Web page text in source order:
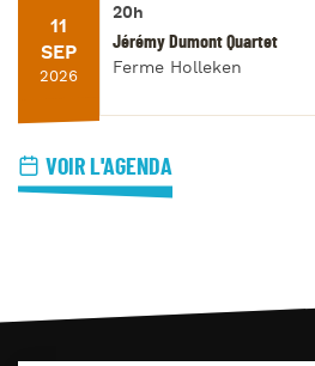
11
SEP
2026
20h
Jérémy Dumont Quartet
Ferme Holleken
VOIR L'AGENDA